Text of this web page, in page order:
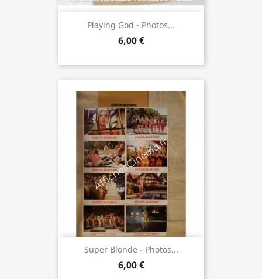
Playing God - Photos...
6,00 €
Super Blonde - Photos...
6,00 €